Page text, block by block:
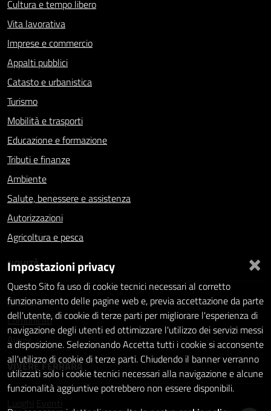
Cultura e tempo libero
Vita lavorativa
Imprese e commercio
Appalti pubblici
Catasto e urbanistica
Turismo
Mobilità e trasporti
Educazione e formazione
Tributi e finanze
Ambiente
Salute, benessere e assistenza
Autorizzazioni
Agricoltura e pesca
NOVITÀ
Notizie
Comunicati
Avvisi
VIVERE FERRARA
Luoghi
Eventi
×
Impostazioni privacy
Questo Sito fa uso di cookie tecnici necessari al corretto
funzionamento delle pagine web e, previa accettazione da parte
dell'utente, di cookie di terze parti per migliorare l'esperienza di
navigazione degli utenti ed ottimizzare l'utilizzo dei servizi messi
a disposizione. Selezionando Accetta tutti i cookie si acconsente
all'utilizzo di cookie di terze parti. Chiudendo il banner verranno
utilizzati solo i cookie tecnici necessari alla navigazione e alcune
funzionalità aggiuntive potrebbero non essere disponibili.